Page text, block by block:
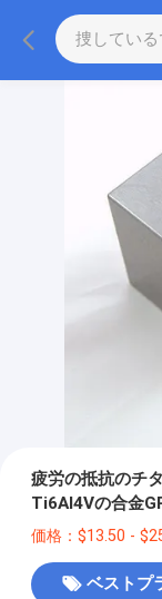
疲労の抵抗のチ
Ti6Al4Vの合金
価格：$13.50 -
ベストプ